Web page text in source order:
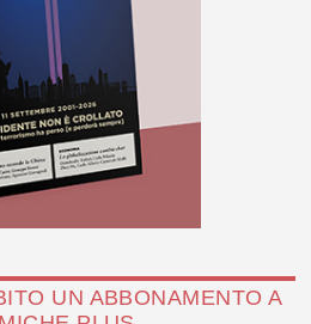
UN ABBONAMENTO A